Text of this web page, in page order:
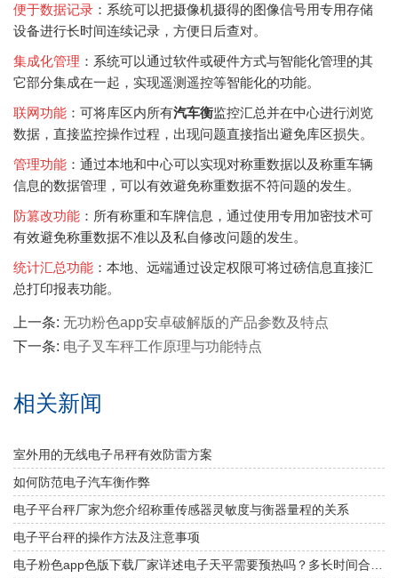
便于数据记录 ：系统可以把摄像机摄得的图像信号用专用存储
设备进行长时间连续记录，方便日后查对。
集成化管理 ：系统可以通过软件或硬件方式与智能化管理的其
它部分集成在一起，实现遥测遥控等智能化的功能。
联网功能 ：可将库区内所有汽车衡监控汇总并在中心进行浏览
数据，直接监控操作过程，出现问题直接指出避免库区损失。
管理功能 ：通过本地和中心可以实现对称重数据以及称重车辆
信息的数据管理，可以有效避免称重数据不符问题的发生。
防篡改功能 ：所有称重和车牌信息，通过使用专用加密技术可
有效避免称重数据不准以及私自修改问题的发生。
统计汇总功能 ：本地、远端通过设定权限可将过磅信息直接汇
总打印报表功能。
上一条: 无功粉色app安卓破解版的产品参数及特点
下一条: 电子叉车秤工作原理与功能特点
相关新闻
室外用的无线电子吊秤有效防雷方案
如何防范电子汽车衡作弊
电子平台秤厂家为您介绍称重传感器灵敏度与衡器量程的关系
电子平台秤的操作方法及注意事项